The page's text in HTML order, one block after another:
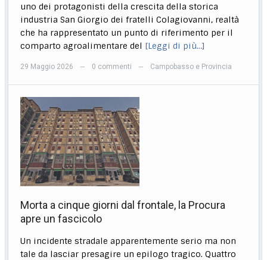
uno dei protagonisti della crescita della storica
industria San Giorgio dei fratelli Colagiovanni, realtà
che ha rappresentato un punto di riferimento per il
comparto agroalimentare del [Leggi di più…]
29 Maggio 2026 — 0 commenti — Campobasso e Provincia
Morta a cinque giorni dal frontale, la Procura
apre un fascicolo
Un incidente stradale apparentemente serio ma non
tale da lasciar presagire un epilogo tragico. Quattro